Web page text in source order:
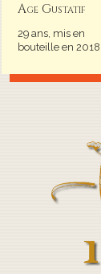
Age Gustatif
29 ans, mis en
bouteille en 2018